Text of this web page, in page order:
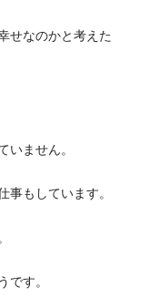
せなのかと考えた
いません。
事もしています。
です。